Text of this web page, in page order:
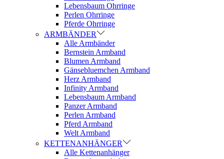
Lebensbaum Ohrringe
Perlen Ohrringe
Pferde Ohrringe
ARMBÄNDER
Alle Armbänder
Bernstein Armband
Blumen Armband
Gänsebluemchen Armband
Herz Armband
Infinity Armband
Lebensbaum Armband
Panzer Armband
Perlen Armband
Pferd Armband
Welt Armband
KETTENANHÄNGER
Alle Kettenanhänger